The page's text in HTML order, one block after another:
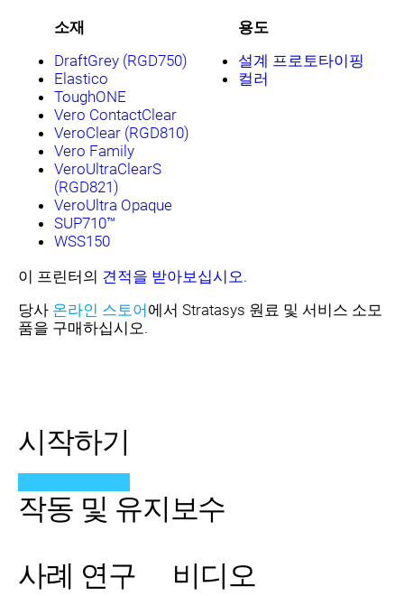
소재
DraftGrey (RGD750)
Elastico
ToughONE
Vero ContactClear
VeroClear (RGD810)
Vero Family
VeroUltraClearS
(RGD821)
VeroUltra Opaque
SUP710™
WSS150
용도
설계 프로토타이핑
컬러
이 프린터의 견적을 받아보십시오.
당사 온라인 스토어에서 Stratasys 원료 및 서비스 소모
품을 구매하십시오.
시작하기
작동 및 유지보수
사례 연구
비디오